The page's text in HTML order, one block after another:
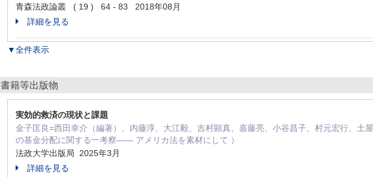
青森法政論叢 ( 19 ) 64 - 83 2018年08月
詳細を見る
▼全件表示
書籍等出版物
実効的救済の現状と課題
金子匡良=西田幸介（編著）、内藤淳、大江毅、吉村顕真、嘉藤亮、小谷昌子、村元宏行、
の基金分配に関する一考察―― アメリカ法を素材にして ）
法政大学出版局 2025年3月
詳細を見る